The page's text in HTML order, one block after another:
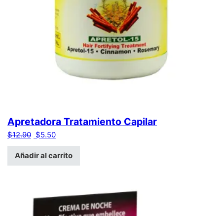
Apretadora Tratamiento Capilar
$12.90 El precio original era: $12.90.
$5.50El precio actual es: $5.50.
Añadir al carrito